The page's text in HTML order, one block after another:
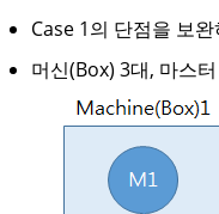
Case 1의 단점을 보
머신(Box) 3대, 마스